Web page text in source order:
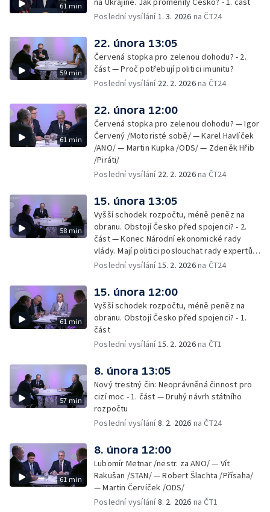
61 min
Poslední vysílání 1. 3. 2026 na ČT24
59 min
22. února 13:05
Červená stopka pro zelenou dohodu? - 2.
část — Proč potřebují politici imunitu?
Poslední vysílání 22. 2. 2026na ČT24
61 min
22. února 12:00
Červená stopka pro zelenou dohodu? — Igor
Červený /Motoristé sobě/ — Karel Havlíček
/ANO/ — Martin Kupka /ODS/ — Zdeněk Hřib
/Piráti/
Poslední vysílání 22. 2. 2026na ČT24
58 min
15. února 13:05
Vyšší schodek rozpočtu, méně peněz na
obranu. Obstojí Česko před spojenci? - 2.
část — Konec Národní ekonomické rady
vlády. Mají politici poslouchat rady expertů,
nebo mají svou hlavu?
Poslední vysílání 15. 2. 2026na ČT24
61 min
15. února 12:00
Vyšší schodek rozpočtu, méně peněz na
obranu. Obstojí Česko před spojenci? - 1.
část
Poslední vysílání 15. 2. 2026na ČT1
57 min
8. února 13:05
Nový trestný čin: Neoprávněná činnost pro
cizí moc - 1. část — Druhý návrh státního
rozpočtu
Poslední vysílání8. 2. 2026 na ČT24
61 min
8. února 12:00
Lubomír Metnar /nestr. za ANO/ — Vít
Rakušan /STAN/ — Robert Šlachta /Přísaha/
— Martin Červíček /ODS/
Poslední vysílání8. 2. 2026 na ČT1